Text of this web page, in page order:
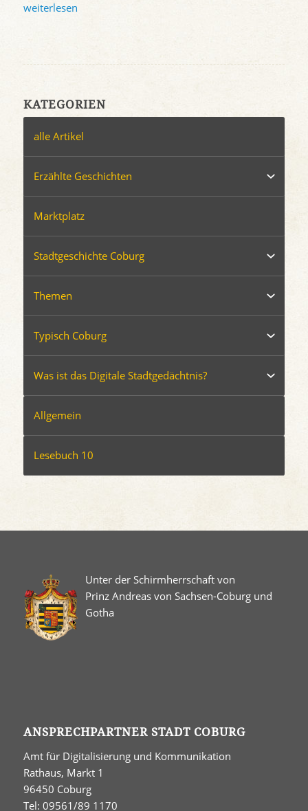
weiterlesen
KATEGORIEN
alle Artikel
Erzählte Geschichten
Marktplatz
Stadtgeschichte Coburg
Themen
Typisch Coburg
Was ist das Digitale Stadtgedächtnis?
Allgemein
Lesebuch 10
Unter der Schirmherrschaft von
Prinz Andreas von Sachsen-Coburg und
Gotha
ANSPRECHPARTNER STADT COBURG
Amt für Digitalisierung und Kommunikation
Rathaus, Markt 1
96450 Coburg
Tel: 09561/89 1170